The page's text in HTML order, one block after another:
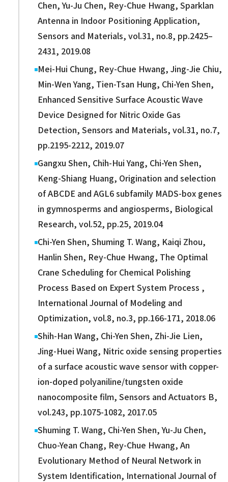
Chen, Yu-Ju Chen, Rey-Chue Hwang, Sparklan
Antenna in Indoor Positioning Application,
Sensors and Materials, vol.31, no.8, pp.2425–
2431, 2019.08
Mei-Hui Chung, Rey-Chue Hwang, Jing-Jie Chiu,
Min-Wen Yang, Tien-Tsan Hung, Chi-Yen Shen,
Enhanced Sensitive Surface Acoustic Wave
Device Designed for Nitric Oxide Gas
Detection, Sensors and Materials, vol.31, no.7,
pp.2195-2212, 2019.07
Gangxu Shen, Chih-Hui Yang, Chi-Yen Shen,
Keng-Shiang Huang, Origination and selection
of ABCDE and AGL6 subfamily MADS-box genes
in gymnosperms and angiosperms, Biological
Research, vol.52, pp.25, 2019.04
Chi-Yen Shen, Shuming T. Wang, Kaiqi Zhou,
Hanlin Shen, Rey-Chue Hwang, The Optimal
Crane Scheduling for Chemical Polishing
Process Based on Expert System Process ,
International Journal of Modeling and
Optimization, vol.8, no.3, pp.166-171, 2018.06
Shih-Han Wang, Chi-Yen Shen, Zhi-Jie Lien,
Jing-Huei Wang, Nitric oxide sensing properties
of a surface acoustic wave sensor with copper-
ion-doped polyaniline/tungsten oxide
nanocomposite film, Sensors and Actuators B,
vol.243, pp.1075-1082, 2017.05
Shuming T. Wang, Chi-Yen Shen, Yu-Ju Chen,
Chuo-Yean Chang, Rey-Chue Hwang, An
Evolutionary Method of Neural Network in
System Identification, International Journal of